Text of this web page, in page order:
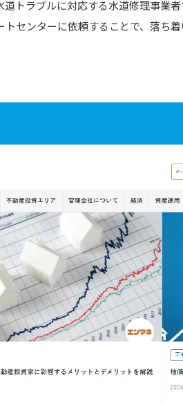
トラブルに対応する水道修理事業
センターに依頼することで、落ち